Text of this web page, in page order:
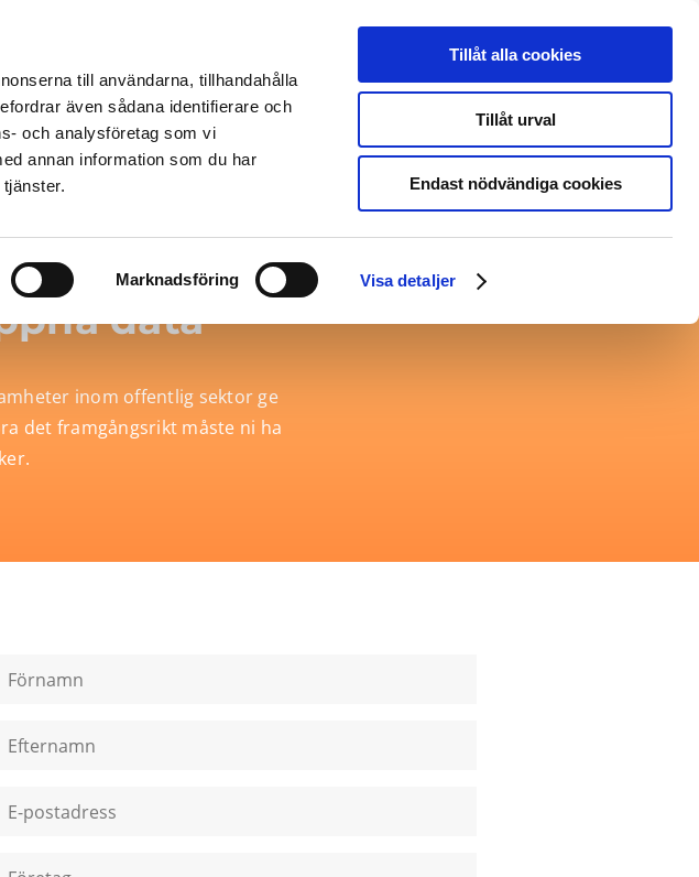
till användarna, tillhandahålla
även sådana identifierare och
och analysföretag som vi
annan information som du har
Marknadsföring Visa detaljer
Tillåt alla cookies
Tillåt urval
Endast nödvändiga cookies
English Deutsch
Resurser Blogg Om oss EntryScape Free
veta för att
data
inom offentlig sektor ge
det framgångsrikt måste ni ha